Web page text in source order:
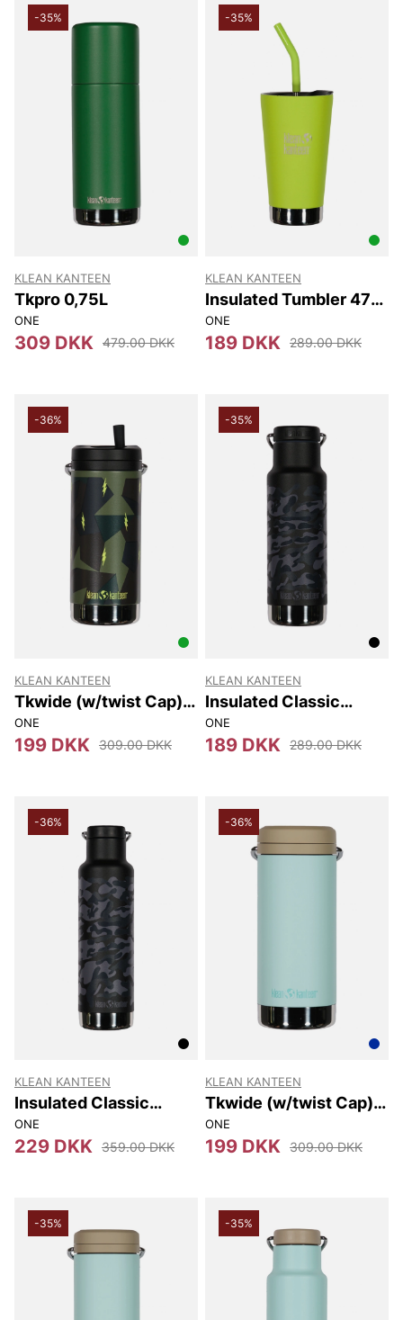
-35%
KLEAN KANTEEN
Tkpro 0,75L
ONE
309 DKK 479.00 DKK
-35%
KLEAN KANTEEN
Insulated Tumbler 473
Ml
ONE
189 DKK 289.00 DKK
-36%
KLEAN KANTEEN
Tkwide (w/twist Cap)
355 Ml
ONE
199 DKK 309.00 DKK
-35%
KLEAN KANTEEN
Insulated Classic
Narrow (w/loop Cap)
355 Ml
ONE
189 DKK 289.00 DKK
-36%
KLEAN KANTEEN
Insulated Classic
(w/loop Cap) 592 Ml
ONE
229 DKK 359.00 DKK
-36%
KLEAN KANTEEN
Tkwide (w/twist Cap)
355 Ml
ONE
199 DKK 309.00 DKK
-35% -35%